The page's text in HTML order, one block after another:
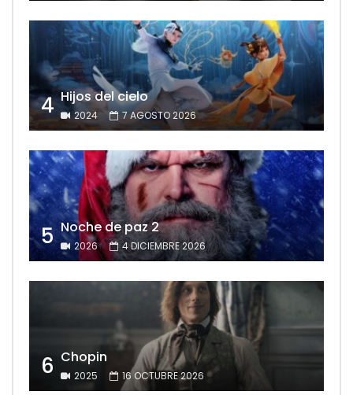
4 Hijos del cielo
2024 7 AGOSTO 2026
5 Noche de paz 2
2026 4 DICIEMBRE 2026
6 Chopin
2025 16 OCTUBRE 2026